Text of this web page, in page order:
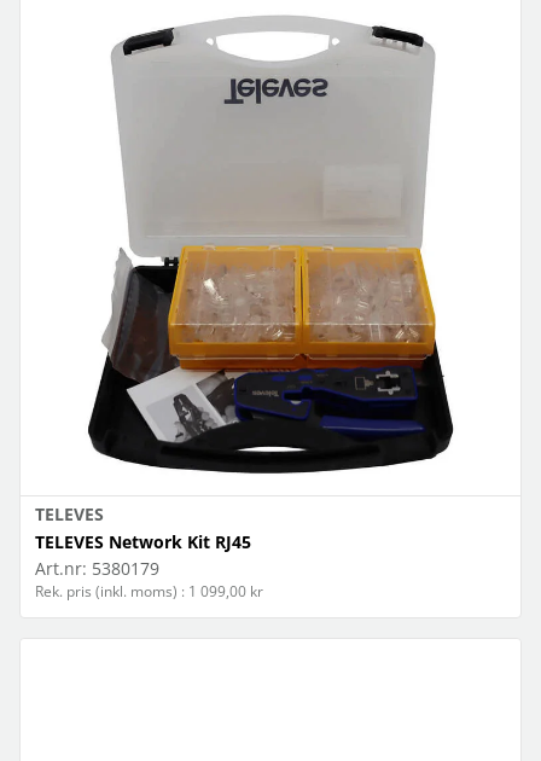
TELEVES
TELEVES Network Kit RJ45
Art.nr: 5380179
Rek. pris (inkl. moms) : 1 099,00 kr